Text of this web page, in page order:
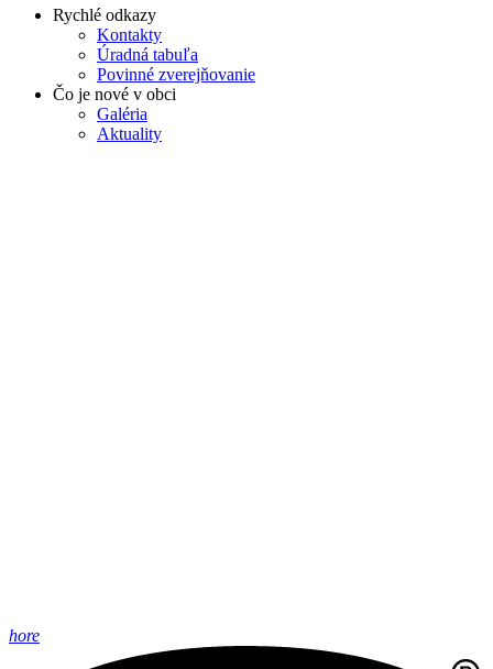
Rychlé odkazy
Kontakty
Úradná tabuľa
Povinné zverejňovanie
Čo je nové v obci
Galéria
Aktuality
hore